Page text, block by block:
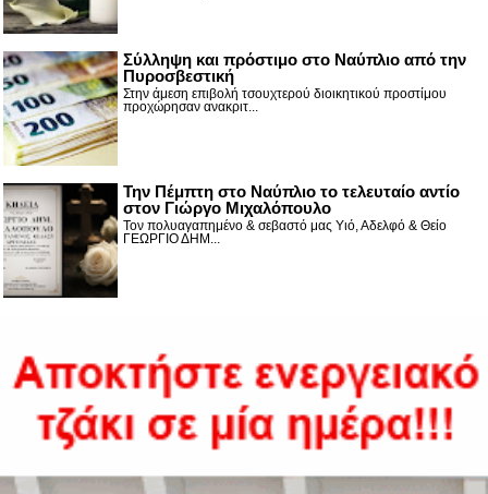
Σύλληψη και πρόστιμο στο Ναύπλιο από την
Πυροσβεστική
Στην άμεση επιβολή τσουχτερού διοικητικού προστίμου
προχώρησαν ανακριτ...
Την Πέμπτη στο Ναύπλιο το τελευταίο αντίο
στον Γιώργο Μιχαλόπουλο
Τον πολυαγαπημένο & σεβαστό μας Υιό, Αδελφό & Θείο
ΓΕΩΡΓΙΟ ΔΗΜ...